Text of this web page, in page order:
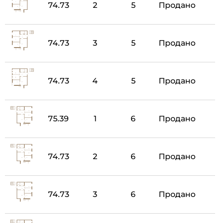
74.73 2 5 Продано
74.73 3 5 Продано
74.73 4 5 Продано
75.39 1 6 Продано
74.73 2 6 Продано
74.73 3 6 Продано